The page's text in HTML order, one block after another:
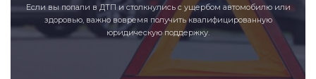
Если вы попали в ДТП и столкнулись с ущербом автомобилю или
здоровью, важно вовремя получить квалифицированную
юридическую поддержку.